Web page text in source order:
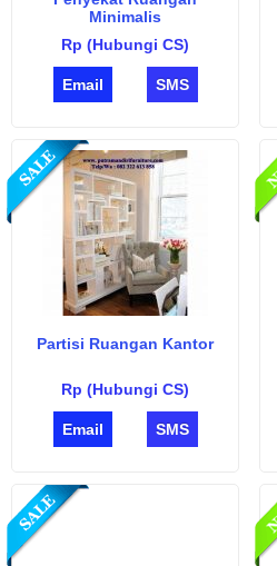
Minimalis
Rp (Hubungi CS)
Email SMS
Partisi Ruangan Kantor
Rp (Hubungi CS)
Email SMS